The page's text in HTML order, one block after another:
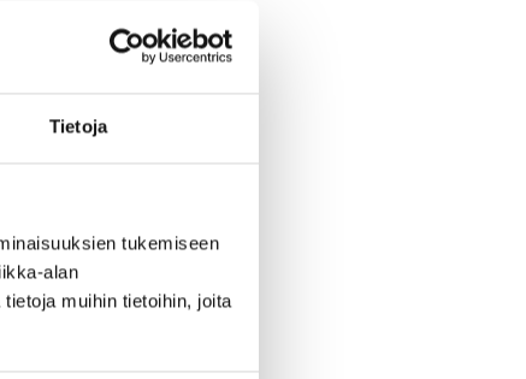
Tietoja
tukemiseen
alan
muihin tietoihin, joita